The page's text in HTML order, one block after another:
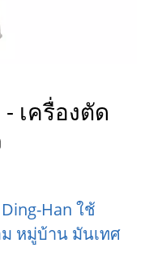
เครื่องตัด
Han ใช้
หมู่บ้าน มันเทศ